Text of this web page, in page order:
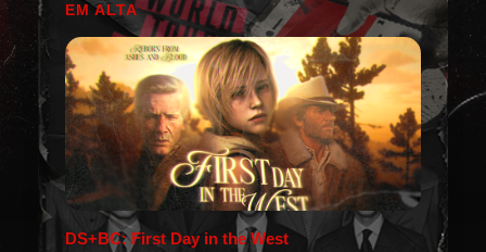
EM ALTA
DS+BC: First Day in the West